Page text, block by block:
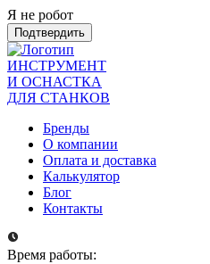
Я не робот
Подтвердить
ИНСТРУМЕНТ
И ОСНАСТКА
ДЛЯ СТАНКОВ
Бренды
О компании
Оплата и доставка
Калькулятор
Блог
Контакты
Время работы: